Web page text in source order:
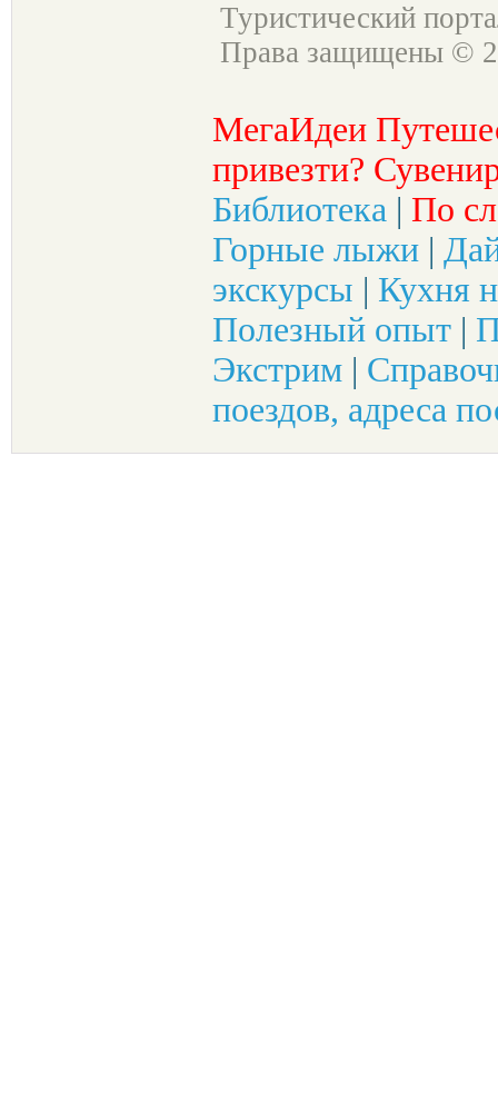
Туристический
Права защищены ©
МегаИдеи
привезти?
Библиотека | По
Горные лыжи |
экскурсы | Кухня
Полезный опыт |
Экстрим |
поездов, адреса